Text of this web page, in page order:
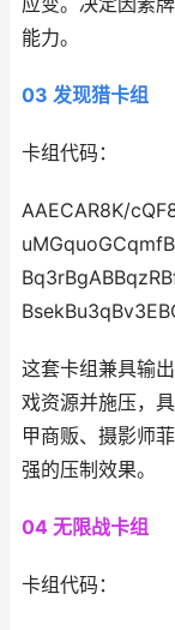
能力‌。
03 发现猎卡组
卡组代码：
AAECAR8K/
这套卡组兼具输
戏资源并施压，
甲商贩、摄影师
强的压制效果‌。
04 无限战卡组
卡组代码：